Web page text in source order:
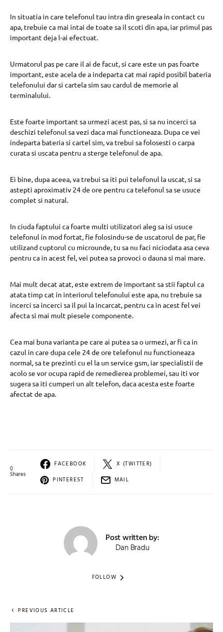
In situatia in care telefonul tau intra din greseala in contact cu
apa, trebuie ca mai intai de toate sa il scoti din apa, iar primul pas
important deja l-ai efectuat.
Urmatorul pas pe care il ai de facut, si care este un pas foarte
important, este acela de a indeparta cat mai rapid posibil bateria
telefonului dar si cartela sim sau cardul de memorie al
terminalului.
Este foarte important sa urmezi acest pas, si sa nu incerci sa
deschizi telefonul sa vezi daca mai functioneaza. Dupa ce vei
indeparta bateria si cartel sim, va trebui sa folosesti o carpa
curata si uscata pentru a sterge telefonul de apa.
Ei bine, dupa aceea, va trebui sa iti pui telefonul la uscat, si sa
astepti aproximativ 24 de ore pentru ca telefonul sa se usuce
complet si natural.
In ciuda faptului ca foarte multi utilizatori aleg sa isi usuce
telefonul in mod fortat, fie folosindu-se de uscatorul de par, fie
utilizand cuptorul cu microunde, tu sa nu faci niciodata asa ceva
pentru ca in acest fel, vei putea sa provoci o dauna si mai mare.
Mai mult decat atat, este extrem de important sa stii faptul ca
atata timp cat in interiorul telefonului este apa, nu trebuie sa
incerci sa incerci sa il pui la incarcat, pentru ca in acest fel vei
afecta si mai mult piesele componente.
Cea mai buna varianta pe care ai putea sa o urmezi, ar fi ca in
cazul in care dupa cele 24 de ore telefonul nu functioneaza
normal, sa te prezinti cu el la un service gsm, iar specialistii de
acolo se vor ocupa rapid de remedierea problemei, sau iti vor
sugera sa iti cumperi un alt telefon, daca acesta este foarte
afectat de apa.
0
Shares
FACEBOOK
X (TWITTER)
PINTEREST
MAIL
Post written by:
Dan Bradu
FOLLOW
PREVIOUS ARTICLE